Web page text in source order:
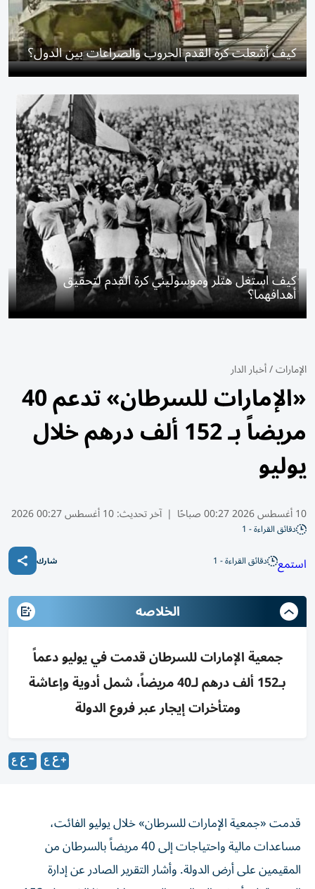
كيف أشعلت كرة القدم الحروب والصراعات بين الدول؟
كيف استغل هتلر وموسوليني كرة القدم لتحقيق
أهدافهما؟
الإمارات/أخبار الدار
«الإمارات للسرطان» تدعم 40
مريضاً بـ 152 ألف درهم خلال
يوليو
10 أغسطس 2026 00:27 صباحًا | آخر تحديث:10 أغسطس 00:27 2026
دقائق القراءة - 1
استمع دقائق القراءة - 1 شارك
الخلاصه
جمعية الإمارات للسرطان قدمت في يوليو دعماً
بـ152 ألف درهم لـ40 مريضاً، شمل أدوية وإعاشة
ومتأخرات إيجار عبر فروع الدولة
مساعدات مالية واحتياجات إلى 40 مريضاً بالسرطان من
المقيمين على أرض الدولة. وأشار التقرير الصادر عن إدارة